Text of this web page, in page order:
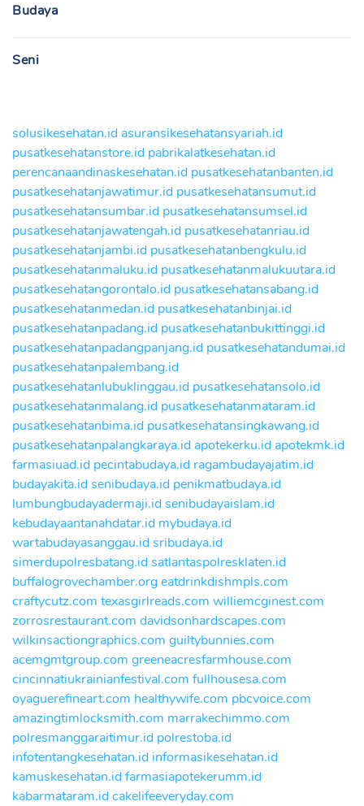
Budaya
Seni
solusikesehatan.id asuransikesehatansyariah.id
pusatkesehatanstore.id pabrikalatkesehatan.id
perencanaandinaskesehatan.id pusatkesehatanbanten.id
pusatkesehatanjawatimur.id pusatkesehatansumut.id
pusatkesehatansumbar.id pusatkesehatansumsel.id
pusatkesehatanjawatengah.id pusatkesehatanriau.id
pusatkesehatanjambi.id pusatkesehatanbengkulu.id
pusatkesehatanmaluku.id pusatkesehatanmalukuutara.id
pusatkesehatangorontalo.id pusatkesehatansabang.id
pusatkesehatanmedan.id pusatkesehatanbinjai.id
pusatkesehatanpadang.id pusatkesehatanbukittinggi.id
pusatkesehatanpadangpanjang.id pusatkesehatandumai.id
pusatkesehatanpalembang.id
pusatkesehatanlubuklinggau.id pusatkesehatansolo.id
pusatkesehatanmalang.id pusatkesehatanmataram.id
pusatkesehatanbima.id pusatkesehatansingkawang.id
pusatkesehatanpalangkaraya.id apotekerku.id apotekmk.id
farmasiuad.id pecintabudaya.id ragambudayajatim.id
budayakita.idsenibudaya.id penikmatbudaya.id
lumbungbudayadermaji.idsenibudayaislam.id
kebudayaantanahdatar.id mybudaya.id
wartabudayasanggau.idsribudaya.id
simerdupolresbatang.idsatlantaspolresklaten.id
buffalogrovechamber.orgeatdrinkdishmpls.com
craftycutz.com texasgirlreads.com williemcginest.com
zorrosrestaurant.com davidsonhardscapes.com
wilkinsactiongraphics.com guiltybunnies.com
acemgmtgroup.com greeneacresfarmhouse.com
cincinnatiukrainianfestival.com fullhousesa.com
oyaguerefineart.com healthywife.com pbcvoice.com
amazingtimlocksmith.com marrakechimmo.com
polresmanggaraitimur.id polrestoba.id
infotentangkesehatan.id informasikesehatan.id
kamuskesehatan.idfarmasiapotekerumm.id
kabarmataram.idcakelifeeveryday.com